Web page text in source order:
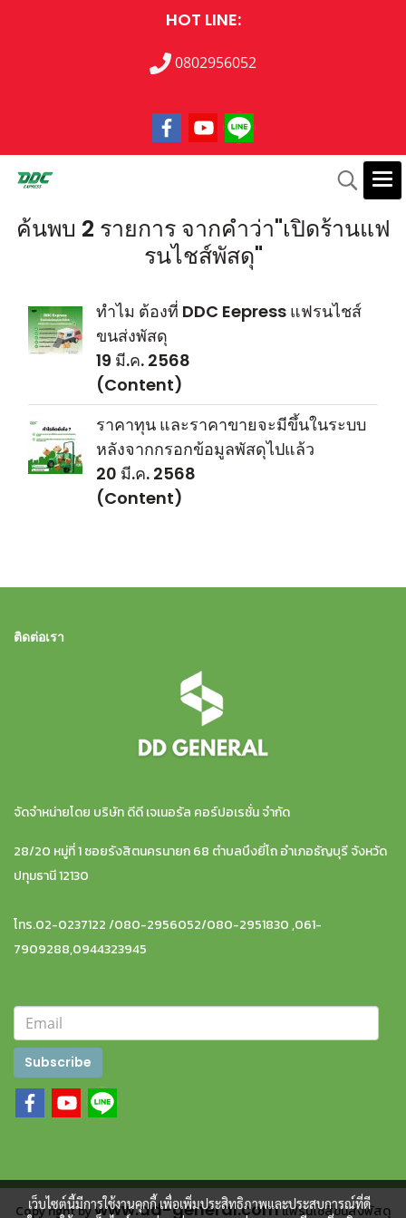
HOT LINE:
0802956052
ค้นพบ 2 รายการ จากคำว่า"เปิดร้านแฟ
รนไชส์พัสดุ"
ทำไม ต้องที่ DDC Eepress แฟรนไชส์
ขนส่งพัสดุ
19 มี.ค. 2568
(Content)
ราคาทุน และราคาขายจะมีขึ้นในระบบ
หลังจากกรอกข้อมูลพัสดุไปแล้ว
20 มี.ค. 2568
(Content)
ติดต่อเรา
จัดจำหน่ายโดย บริษัท ดีดี เจเนอรัล คอร์ปอเรชั่น จำกัด
28/20 หมู่ที่ 1 ซอยรังสิตนครนายก 68 ตำบลบึงยี่โถ อำเภอธัญบุรี จังหวัด
ปทุมธานี 12130
โทร.02-0237122 /080-2956052/080-2951830 ,061-
7909288,0944323945
Subscribe
Copy right bywww.dd-general.comแฟรนไชส์ขนส่งพัสดุ
เว็บไซต์นี้มีการใช้งานคุกกี้ เพื่อเพิ่มประสิทธิภาพและประสบการณ์ที่ดี